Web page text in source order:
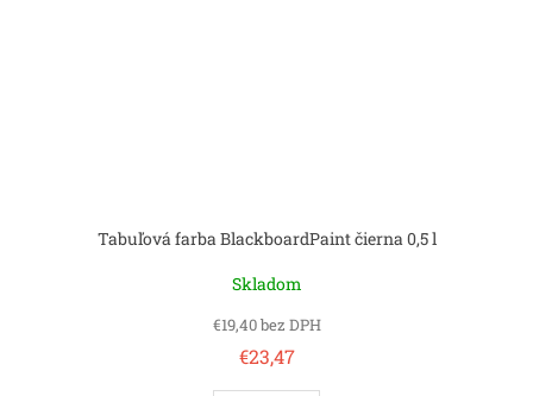
Tabuľová farba BlackboardPaint čierna 0,5 l
Skladom
€19,40 bez DPH
€23,47